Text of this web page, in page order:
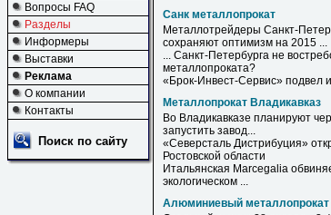
Вопросы FAQ
Разделы
Информеры
Выставки
Реклама
О компании
Контакты
Поиск по сайту
Санк металлопрокат
Металлотрейдеры Санкт-
сохраняют оптимизм на 2015 ...
... Санкт-Петербурга не
металлопроката?
«Брок-Инвест-Сервис» подвел
Металлопрокат Владикавказ
Во Владикавказе планируют
запустить завод...
«Северсталь Дистрибуция»
Ростовской области
Итальянская Marcegalia
экологическом ...
Алюминиевый металлопрокат